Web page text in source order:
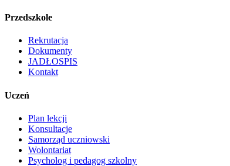
Przedszkole
Rekrutacja
Dokumenty
JADŁOSPIS
Kontakt
Uczeń
Plan lekcji
Konsultacje
Samorząd uczniowski
Wolontariat
Psycholog i pedagog szkolny